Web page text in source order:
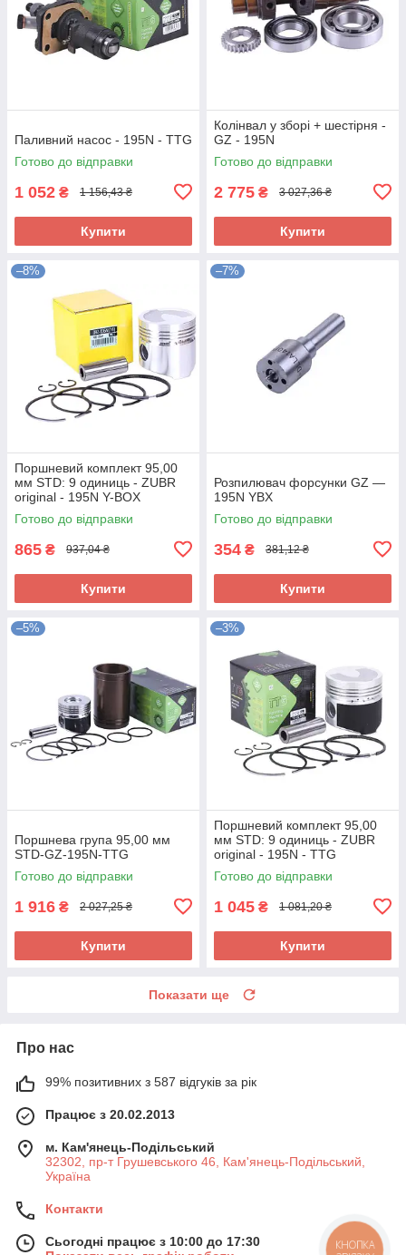
Паливний насос - 195N - TTG
Готово до відправки
1 052 ₴ 1 156,43 ₴
Купити
Колінвал у зборі + шестірня -
GZ - 195N
Готово до відправки
2 775 ₴ 3 027,36 ₴
Купити
–8%
Поршневий комплект 95,00
мм STD: 9 одиниць - ZUBR
original - 195N Y-BOX
Готово до відправки
865 ₴ 937,04 ₴
Купити
–7%
Розпилювач форсунки GZ —
195N YBX
Готово до відправки
354 ₴ 381,12 ₴
Купити
–5%
Поршнева група 95,00 мм
STD-GZ-195N-TTG
Готово до відправки
1 916 ₴ 2 027,25 ₴
Купити
–3%
Поршневий комплект 95,00
мм STD: 9 одиниць - ZUBR
original - 195N - TTG
Готово до відправки
1 045 ₴ 1 081,20 ₴
Купити
Показати ще
Про нас
99% позитивних з 587 відгуків за рік
Працює з 20.02.2013
м. Кам'янець-Подільський
32302, пр-т Грушевського 46, Кам'янець-Подільський,
Україна
Контакти
Сьогодні працює з 10:00 до 17:30
КНОПКА